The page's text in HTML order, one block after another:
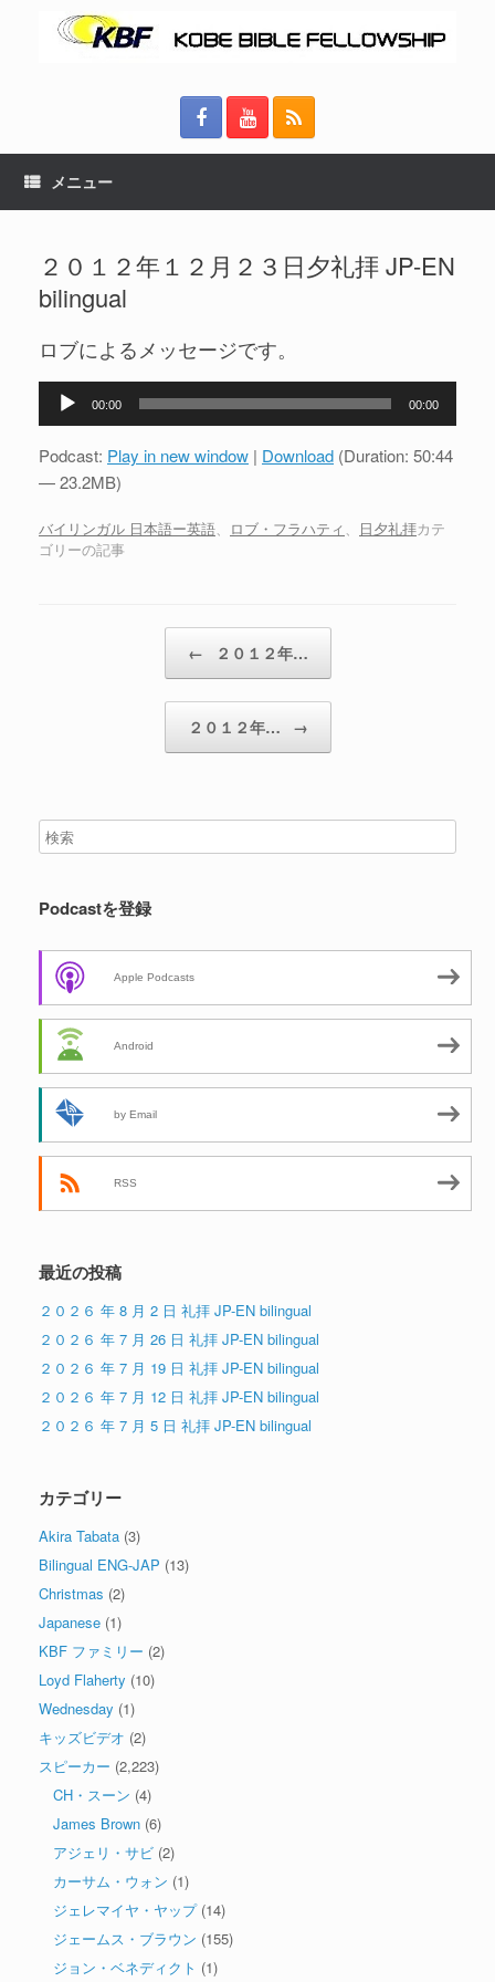
メニュー
２０１２年１２月２３日夕礼拝 JP-EN
bilingual
ロブによるメッセージです。
プ
ヤ
ー
00:00 00:00
Podcast: Play in new window | Download (Duration: 50:44
— 23.2MB)
バイリンガル 日本語ー英語、 ロブ・フラハティ、 日夕礼拝カテ
ゴリーの記事
← ２０１２年…
２０１２年… →
Podcastを登録
Apple Podcasts
Android
by Email
RSS
最近の投稿
２０２６ 年 8 月 2 日 礼拝 JP-EN bilingual
２０２６ 年 7 月 26 日 礼拝 JP-EN bilingual
２０２６ 年 7 月 19 日 礼拝 JP-EN bilingual
２０２６ 年 7 月 12 日 礼拝 JP-EN bilingual
２０２６ 年 7 月 5 日 礼拝 JP-EN bilingual
カテゴリー
Akira Tabata (3)
Bilingual ENG-JAP (13)
Christmas (2)
Japanese (1)
KBF ファミリー (2)
Loyd Flaherty (10)
Wednesday (1)
キッズビデオ (2)
スピーカー (2,223)
CH・スーン (4)
James Brown (6)
アジェリ・サビ (2)
カーサム・ウォン (1)
ジェレマイヤ・ヤップ(14)
ジェームス・ブラウン (155)
ジョン・ベネディクト (1)